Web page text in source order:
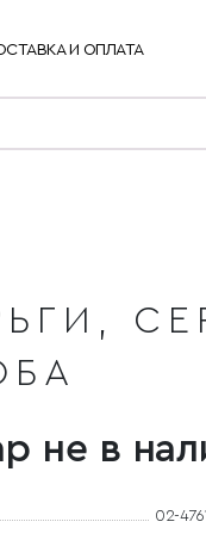
И ОПЛАТА
не в
02-